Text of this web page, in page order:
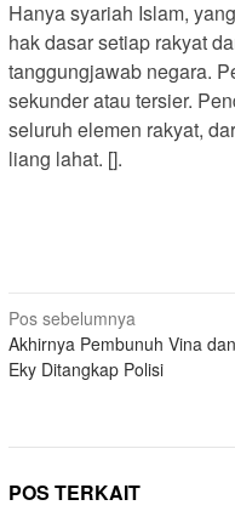
Hanya syariah Islam,
hak dasar setiap rakyat
tanggungjawab negara.
sekunder atau tersier.
seluruh elemen rakyat,
liang lahat. [].
Navigasi
pos
Pos sebelumnya
Akhirnya Pembunuh Vina dan
Eky Ditangkap Polisi
POS TERKAIT